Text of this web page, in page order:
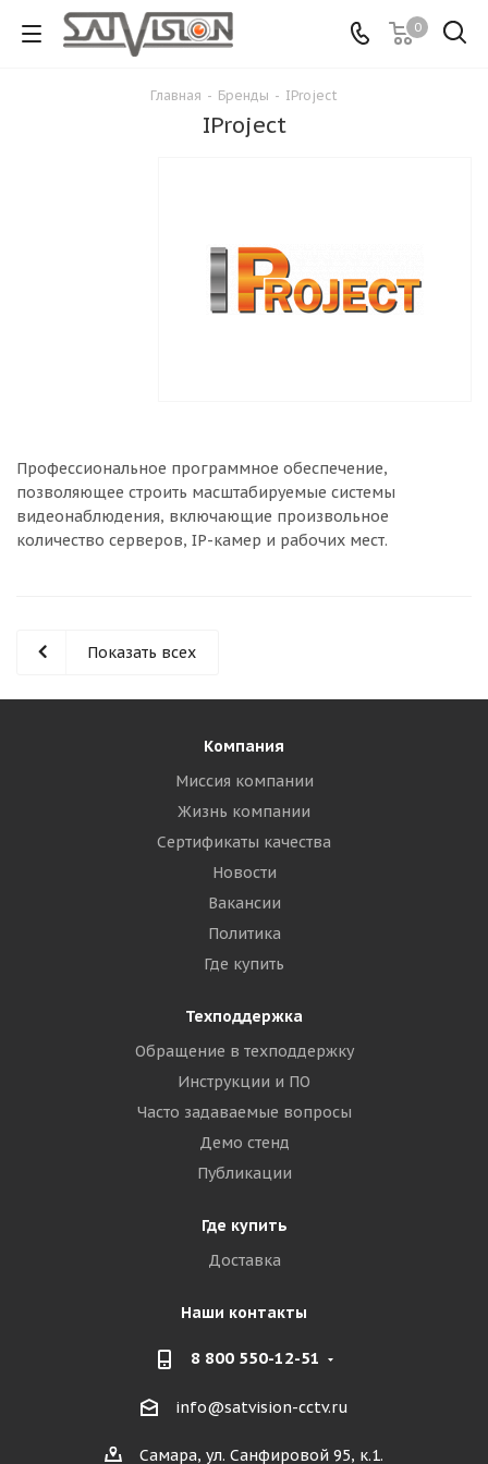
0
Главная - Бренды - IProject
IProject
Профессиональное программное обеспечение,
позволяющее строить масштабируемые системы
видеонаблюдения, включающие произвольное
количество серверов, IP-камер и рабочих мест.
Показать всех
Компания
Миссия компании
Жизнь компании
Сертификаты качества
Новости
Вакансии
Политика
Где купить
Техподдержка
Обращение в техподдержку
Инструкции и ПО
Часто задаваемые вопросы
Демо стенд
Публикации
Где купить
Доставка
Наши контакты
8 800 550-12-51
info@satvision-cctv.ru
Самара, ул. Санфировой 95, к.1.